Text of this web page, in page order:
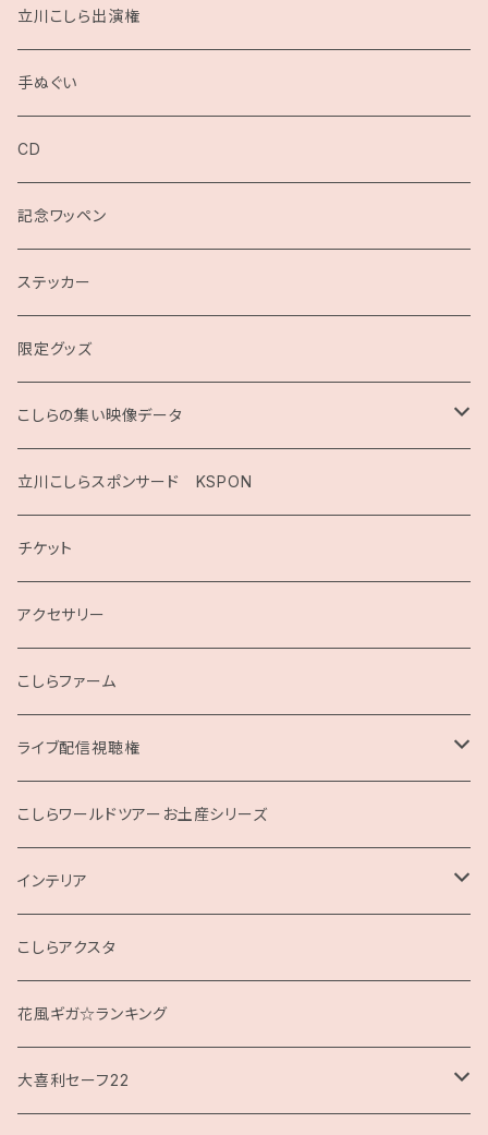
立川こしら出演権
手ぬぐい
CD
記念ワッペン
ステッカー
限定グッズ
こしらの集い映像データ
2020
2019
こしらガンベッタ
立川こしらスポンサード KSPON
チケット
アクセサリー
こしらファーム
ライブ配信視聴権
こしらの集いweb
こしらワールドツアーお土産シリーズ
インテリア
クッション
こしらアクスタ
花風ギガ☆ランキング
大喜利セーフ22